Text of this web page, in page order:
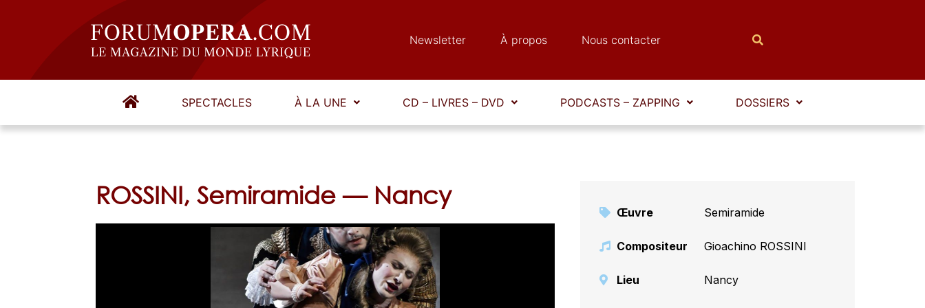
Newsletter À propos Nous contacter
SPECTACLES À LA UNE CD – LIVRES – DVD PODCASTS – ZAPPING DOSSIERS
ROSSINI, Semiramide — Nancy
Œuvre Semiramide
Compositeur Gioachino ROSSINI
Lieu Nancy